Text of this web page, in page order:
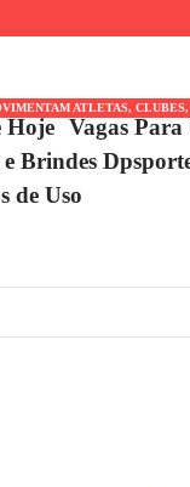
ATLETAS,
Hoje Vagas
e Brindes
de Uso